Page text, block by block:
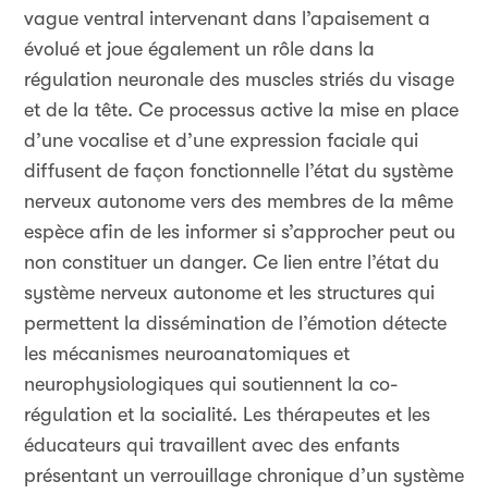
vague ventral intervenant dans l’apaisement a
évolué et joue également un rôle dans la
régulation neuronale des muscles striés du visage
et de la tête. Ce processus active la mise en place
d’une vocalise et d’une expression faciale qui
diffusent de façon fonctionnelle l’état du système
nerveux autonome vers des membres de la même
espèce afin de les informer si s’approcher peut ou
non constituer un danger. Ce lien entre l’état du
système nerveux autonome et les structures qui
permettent la dissémination de l’émotion détecte
les mécanismes neuroanatomiques et
neurophysiologiques qui soutiennent la co-
régulation et la socialité. Les thérapeutes et les
éducateurs qui travaillent avec des enfants
présentant un verrouillage chronique d’un système